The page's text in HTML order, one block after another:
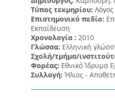
Τύπος τεκμηρίου:
Επιστημονικό πεδίο:
Εκπαίδευση
Χρονολογία : 2010
Γλώσσα: Ελληνική
Σχολή/τμήμα/
Φορέας: Εθνικό Ίδρυμα
Συλλογή:Ήλιος -